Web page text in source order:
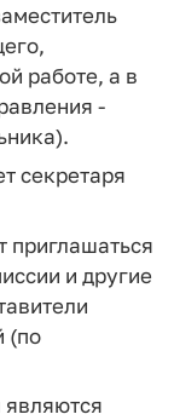
работе, а в
-
секретаря
приглашаться
и другие
(по